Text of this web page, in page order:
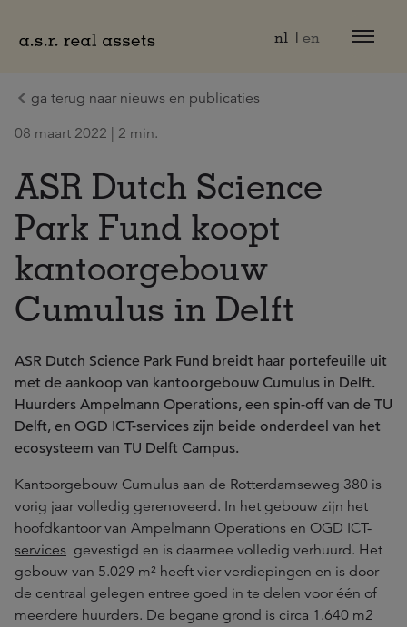
nl en
ga terug naar nieuws en publicaties
08 maart 2022 | 2 min.
ASR Dutch Science
Park Fund koopt
kantoorgebouw
Cumulus in Delft
ASR Dutch Science Park Fund breidt haar portefeuille uit
met de aankoop van kantoorgebouw Cumulus in Delft.
Huurders Ampelmann Operations, een spin-off van de TU
Delft, en OGD ICT-services zijn beide onderdeel van het
ecosysteem van TU Delft Campus.
Kantoorgebouw Cumulus aan de Rotterdamseweg 380 is
vorig jaar volledig gerenoveerd. In het gebouw zijn het
hoofdkantoor van Ampelmann Operations en OGD ICT-
services gevestigd en is daarmee volledig verhuurd. Het
gebouw van 5.029 m² heeft vier verdiepingen en is door
de centraal gelegen entree goed in te delen voor één of
meerdere huurders. De begane grond is circa 1.640 m2